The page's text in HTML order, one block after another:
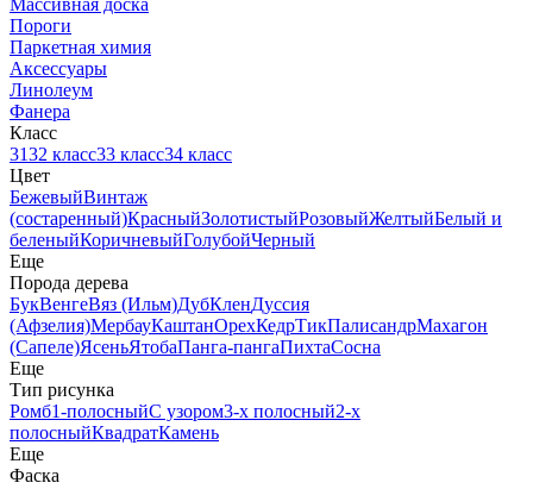
Массивная доска
Пороги
Паркетная химия
Аксессуары
Линолеум
Фанера
Класс
3132 класс33 класс34 класс
Цвет
БежевыйВинтаж
(состаренный)КрасныйЗолотистыйРозовыйЖелтыйБелый и
беленыйКоричневыйГолубойЧерный
Еще
Порода дерева
БукВенгеВяз (Ильм)ДубКленДуссия
(Афзелия)МербауКаштанОрехКедрТикПалисандрМахагон
(Сапеле)ЯсеньЯтобаПанга-пангаПихтаСосна
Еще
Тип рисунка
Ромб1-полосныйС узором3-х полосный2-х
полосныйКвадратКамень
Еще
Фаска